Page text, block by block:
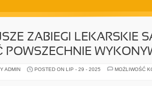
ZABIEGI LEKARSKIE
POWSZECHNIE
ADMIN POSTED ON LIP - 29 - 2025
MOŻLIWOŚĆ